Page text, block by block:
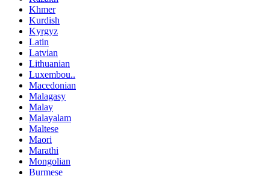
Khmer
Kurdish
Kyrgyz
Latin
Latvian
Lithuanian
Luxembou..
Macedonian
Malagasy
Malay
Malayalam
Maltese
Maori
Marathi
Mongolian
Burmese